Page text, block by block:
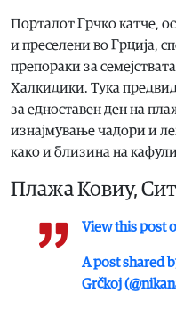
Порталот Грчко катче,
и преселени во Грција,
препораки за
Халкидики. Тука
за едноставен ден на
изнајмување чадори и
како и близина на
Плажа Ковиу,
View this post
A post shared
Grčkoj